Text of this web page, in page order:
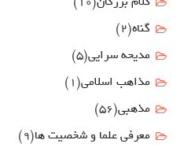
گناه(2)
مدیحه سرایی(5)
مذاهب اسلامی(1)
مذهبی(56)
معرفی علما و شخصیت ها(9)